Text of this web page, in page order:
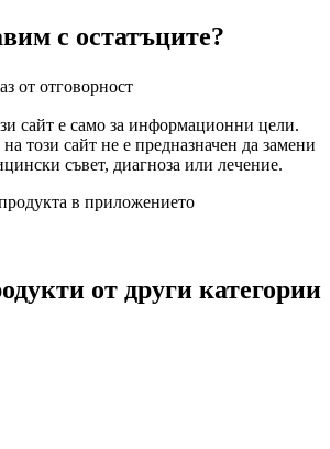
с остатъците?
от отговорност
сайт е само за информационни цели.
този сайт не е предназначен да замени
съвет, диагноза или лечение.
в приложението
от други категории